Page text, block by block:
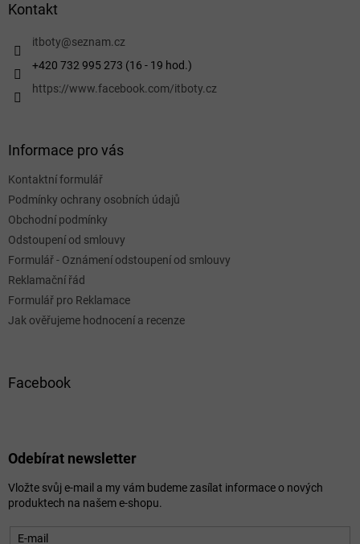
Kontakt
itboty@seznam.cz
+420 732 995 273 (16 - 19 hod.)
https://www.facebook.com/itboty.cz
Informace pro vás
Kontaktní formulář
Podmínky ochrany osobních údajů
Obchodní podmínky
Odstoupení od smlouvy
Formulář - Oznámení odstoupení od smlouvy
Reklamační řád
Formulář pro Reklamace
Jak ověřujeme hodnocení a recenze
Facebook
Odebírat newsletter
Vložte svůj e-mail a my vám budeme zasílat informace o nových
produktech na našem e-shopu.
E-mail